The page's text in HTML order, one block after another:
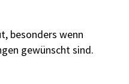
besonders wenn
gewünscht sind.